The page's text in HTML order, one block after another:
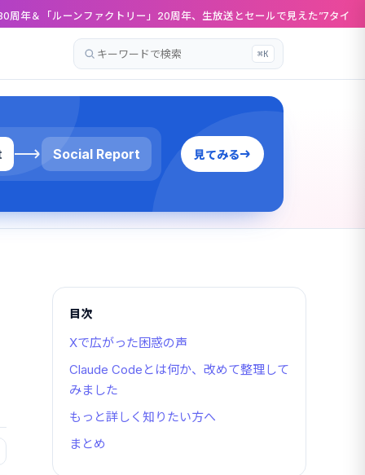
ファクトリー」20周年、生放送とセールで見えた”7タイトル”の顔ぶれ
記
事
を
⌘K
Social Report 見てみる
目次
Xで広がった困惑の声
Claude Codeとは何か、改めて整理して
みました
もっと詳しく知りたい方へ
まとめ